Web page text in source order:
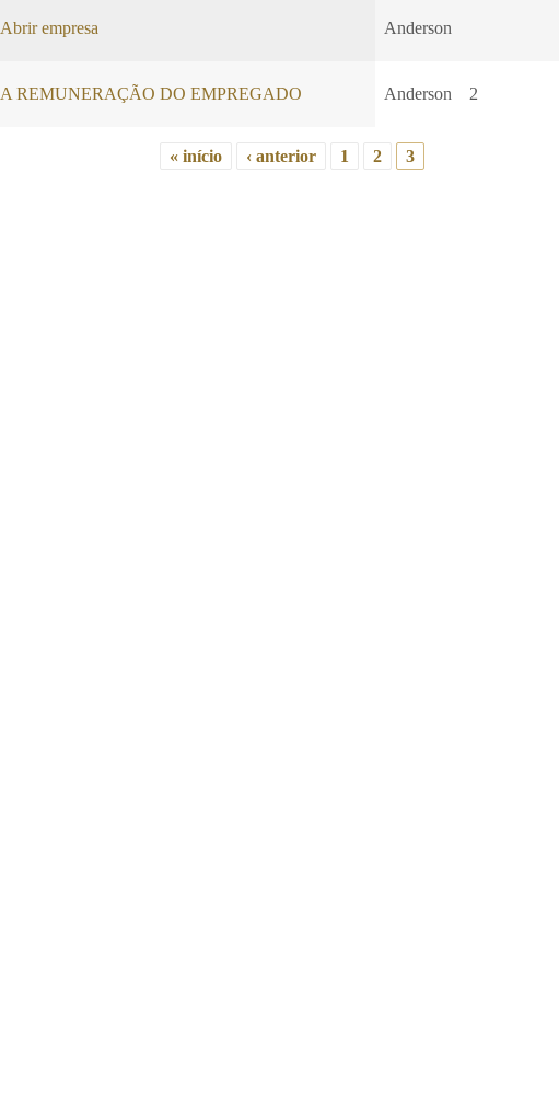
Abrir empresa Anderson
A REMUNERAÇÃO DO EMPREGADO Anderson 2
« início ‹ anterior 1 2 3